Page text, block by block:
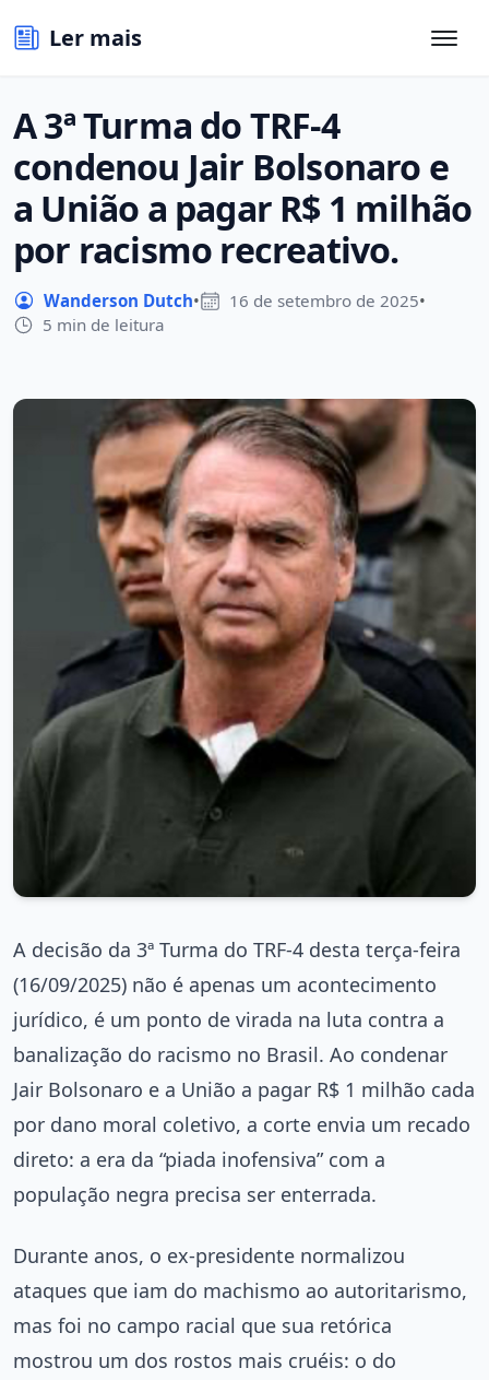
Ler mais
A 3ª Turma do TRF-4
condenou Jair Bolsonaro e
a União a pagar R$ 1 milhão
por racismo recreativo.
Wanderson Dutch• 16 de setembro de 2025•
5 min de leitura
A decisão da 3ª Turma do TRF-4 desta terça-feira
(16/09/2025) não é apenas um acontecimento
jurídico, é um ponto de virada na luta contra a
banalização do racismo no Brasil. Ao condenar
Jair Bolsonaro e a União a pagar R$ 1 milhão cada
por dano moral coletivo, a corte envia um recado
direto: a era da “piada inofensiva” com a
população negra precisa ser enterrada.
Durante anos, o ex-presidente normalizou
ataques que iam do machismo ao autoritarismo,
mas foi no campo racial que sua retórica
mostrou um dos rostos mais cruéis: o do